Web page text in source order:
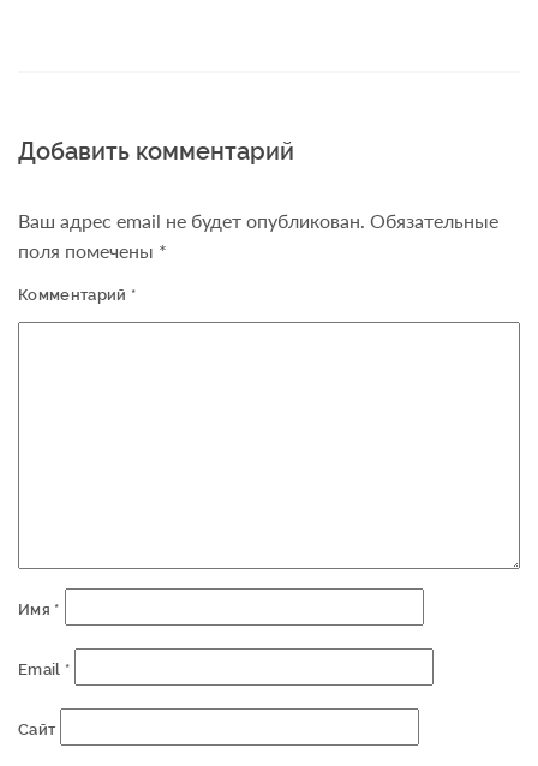
Добавить комментарий
Ваш адрес email не будет опубликован. Обязательные
поля помечены *
Комментарий *
Имя *
Email *
Сайт